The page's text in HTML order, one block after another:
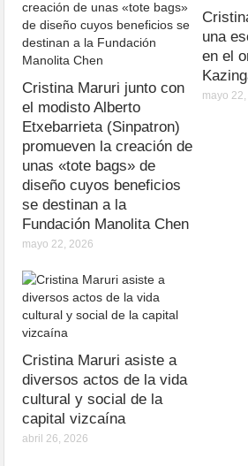
Cristina Maruri junto con
el modisto Alberto
Etxebarrieta (Sinpatron)
promueven la creación de
unas «tote bags» de
diseño cuyos beneficios
se destinan a la
Fundación Manolita Chen
mayo 22, 2026
una
en el
mayo
Cristina Maruri asiste a
diversos actos de la vida
cultural y social de la
capital vizcaína
abril 26, 2026